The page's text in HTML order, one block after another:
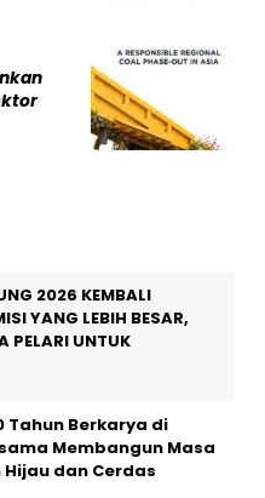
2026 KEMBALI
YANG LEBIH BESAR,
PELARI UNTUK
Tahun Berkarya di
Membangun Masa
dan Cerdas